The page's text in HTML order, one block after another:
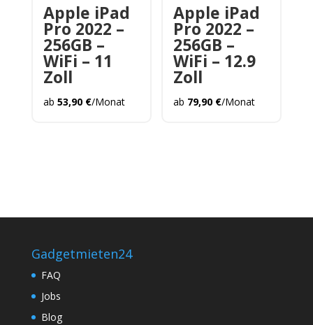
Apple iPad
Pro 2022 –
256GB –
WiFi – 11
Zoll
ab 53,90 €/Monat
Apple iPad
Pro 2022 –
256GB –
WiFi – 12.9
Zoll
ab 79,90 €/Monat
Gadgetmieten24
FAQ
Jobs
Blog